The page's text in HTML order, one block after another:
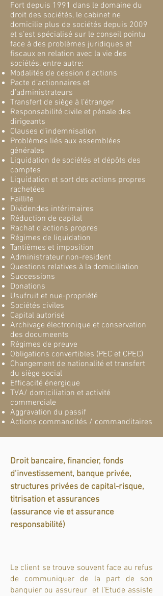
Fort depuis 1991 dans le domaine du
droit des sociétés, le cabinet ne
domicilie plus de sociétés depuis 2009
et s’est spécialisé sur le conseil pointu
face à des problèmes juridiques et
fiscaux en relation avec la vie des
sociétés, entre autre:
Modalités de cession d'actions
Pacte d’actionnaires et
d’administrateurs
Transfert de siège à l’étranger
Responsabilité civile et pénale des
dirigeants
Clauses d’indemnisation
Problèmes liés aux assemblées
générales
Liquidation de sociétés et dépôts des
comptes
Liquidation et sort des actions propres
rachetées
Faillite
Dividendes intérimaires
Réduction de capital
Rachat d'actions propres
Régimes de liquidation
Tantièmes et imposition
Administrateur non-resident
Questions relatives à la domiciliation
Successions
Donations
Usufruit et nue-propriété
Sociétés civiles
Capital autorisé
Archivage électronique et conservation
des documeents
Régimes de preuve
Obligations convertibles (PEC et CPEC)
Changement de nationalité et transfert
du siège social
Efficacité énergique
TVA/ domiciliation et activité
commerciale
Aggravation du passif
Actions commandités / commanditaires
Droit bancaire, financier, fonds
d’investissement, banque privée,
structures privées de capital-risque,
titrisation et assurances
(assurance vie et assurance
responsabilité)
Le client se trouve souvent face au refus
de communiquer de la part de son
banquier ou assureur et l’Etude assiste